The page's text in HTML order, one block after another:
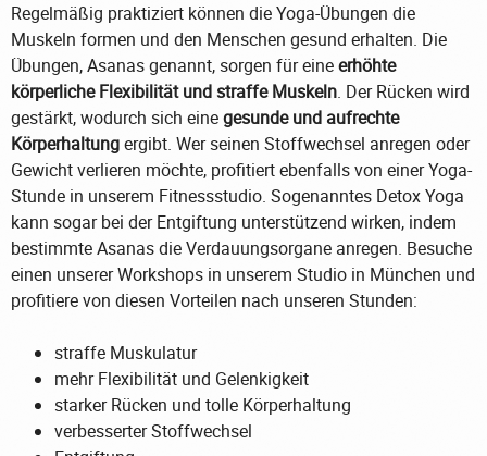
Regelmäßig praktiziert können die Yoga-Übungen die
Muskeln formen und den Menschen gesund erhalten. Die
Übungen, Asanas genannt, sorgen für eineerhöhte
körperliche Flexibilität und straffe Muskeln. Der Rücken wird
gestärkt, wodurch sich einegesunde und aufrechte
Körperhaltungergibt. Wer seinen Stoffwechsel anregen oder
Gewicht verlieren möchte, profitiert ebenfalls von einer Yoga-
Stunde in unserem Fitnessstudio. Sogenanntes Detox Yoga
kann sogar bei der Entgiftung unterstützend wirken, indem
bestimmte Asanas die Verdauungsorgane anregen. Besuche
einen unserer Workshops in unserem Studio in München und
profitiere von diesen Vorteilen nach unseren Stunden:
straffe Muskulatur
mehr Flexibilität und Gelenkigkeit
starker Rücken und tolle Körperhaltung
verbesserter Stoffwechsel